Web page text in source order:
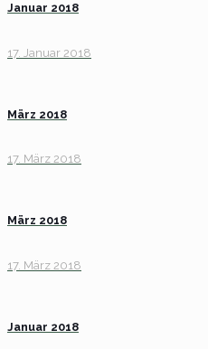
Januar 2018
17. Januar 2018
März 2018
17. März 2018
März 2018
17. März 2018
Januar 2018